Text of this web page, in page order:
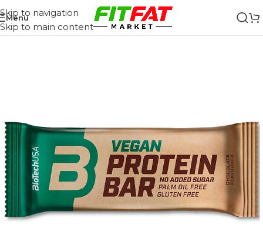
Skip to navigation
Skip to main content
Menu